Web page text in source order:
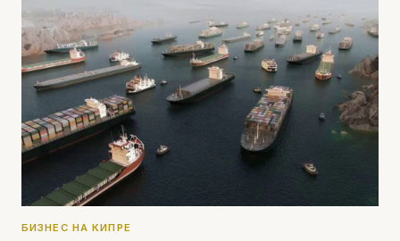
БИЗНЕС НА КИПРЕ